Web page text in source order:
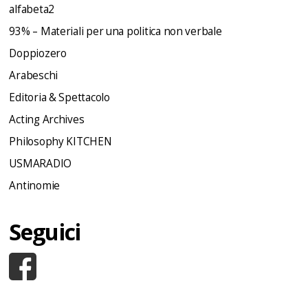
alfabeta2
93% – Materiali per una politica non verbale
Doppiozero
Arabeschi
Editoria & Spettacolo
Acting Archives
Philosophy KITCHEN
USMARADIO
Antinomie
Seguici